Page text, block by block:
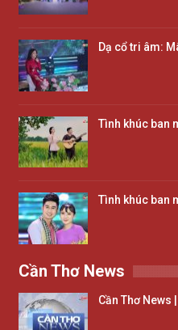
Dạ cổ tri âm:
Tình khúc ban
Tình khúc ban
Cần Thơ News
Cần Thơ News